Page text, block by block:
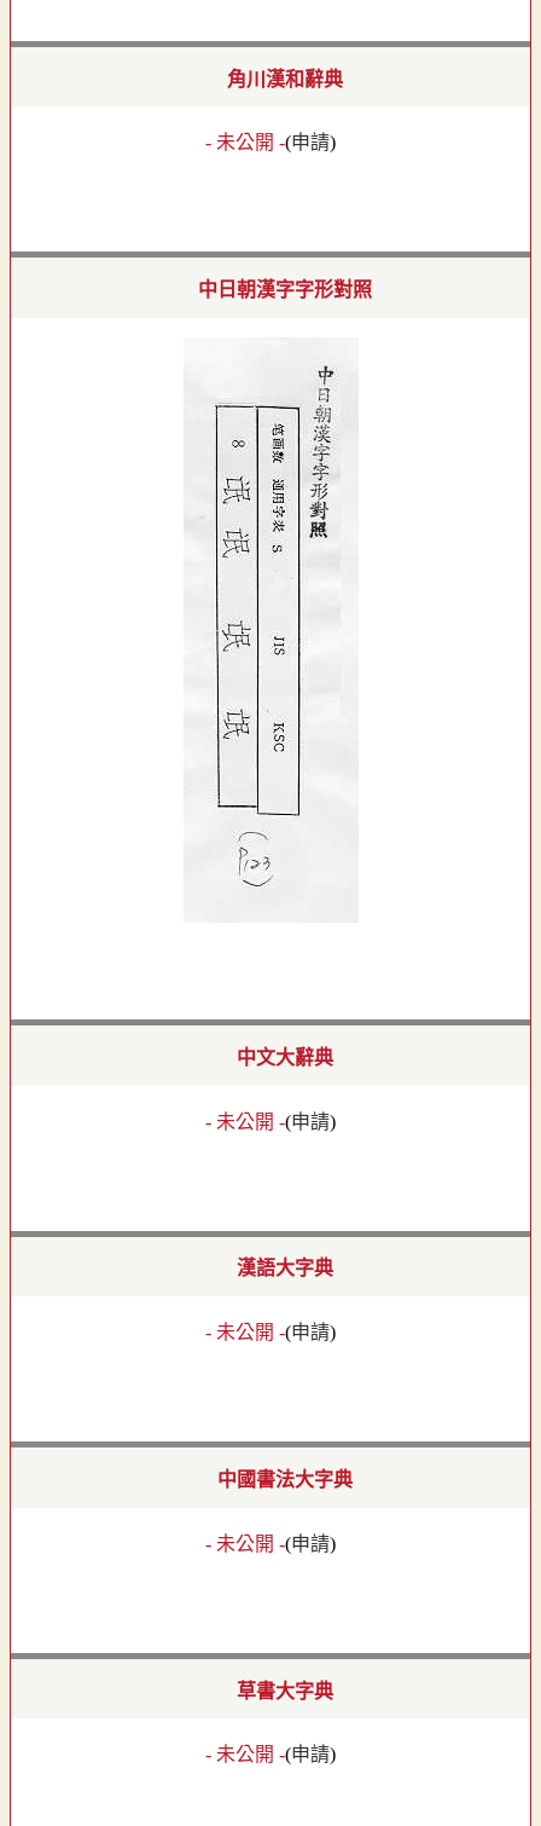
角川漢和辭典
- 未公開 -(申請)
中日朝漢字字形對照
中文大辭典
- 未公開 -(申請)
漢語大字典
- 未公開 -(申請)
中國書法大字典
- 未公開 -(申請)
草書大字典
- 未公開 -(申請)